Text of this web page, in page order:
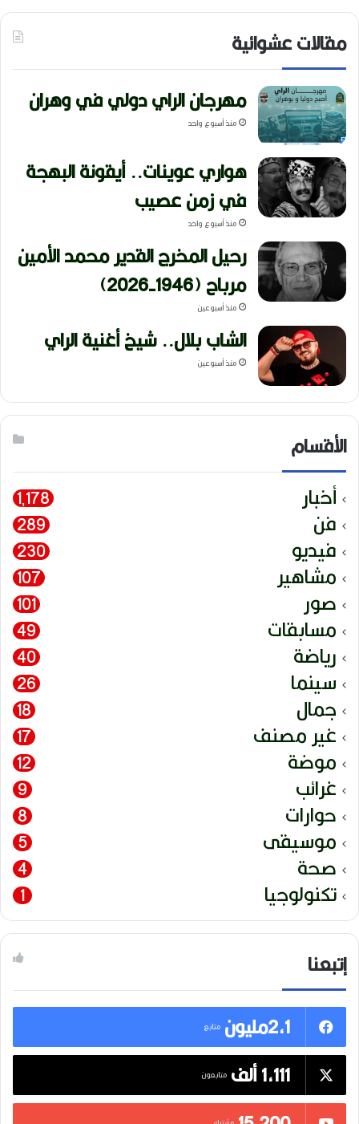
مقالات عشوائية
مهرجان الراي دولي في وهران
منذ أسبوع واحد
هواري عوينات.. أيقونة البهجة
في زمن عصيب
منذ أسبوع واحد
رحيل المخرج القدير محمد الأمين
مرباح (1946-2026)
منذ أسبوعين
الشاب بلال.. شيخ أغنية الراي
منذ أسبوعين
الأقسام
أخبار 1٬178
فن 289
فيديو 230
مشاهير 107
صور 101
مسابقات 49
رياضة 40
سينما 26
جمال 18
غير مصنف 17
موضة 12
غرائب 9
حوارات 8
موسيقى 5
صحة 4
تكنولوجيا 1
إتبعنا
2,1مليون
متابع
1,111 ألف متابعون